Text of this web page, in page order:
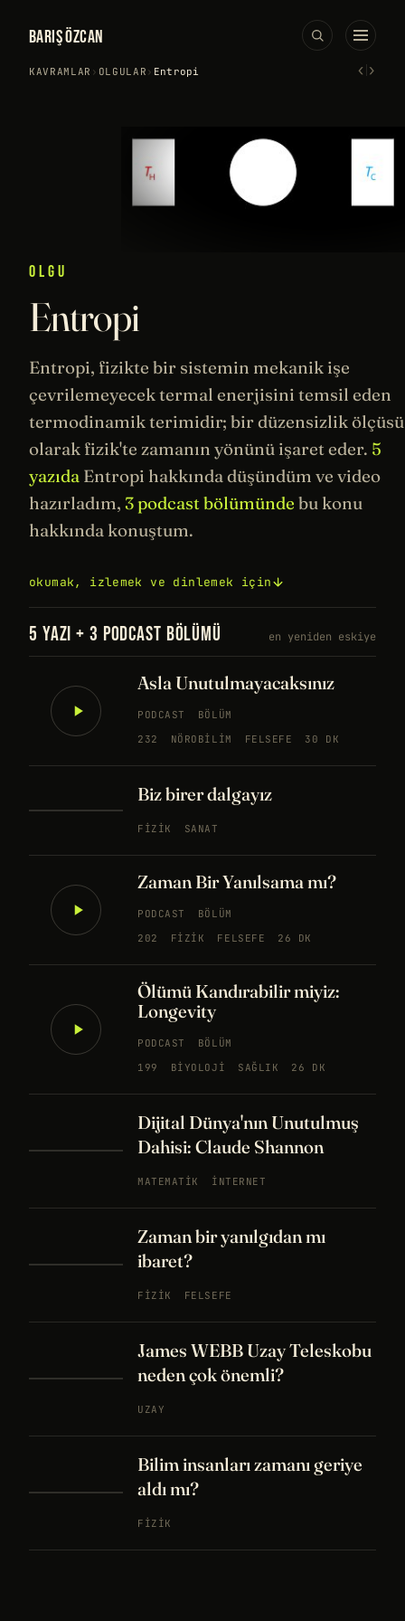
BARIŞ ÖZCAN
KAVRAMLAR › OLGULAR › Entropi ‹›
OLGU
Entropi
Entropi, fizikte bir sistemin mekanik işe
çevrilemeyecek termal enerjisini temsil eden
termodinamik terimidir; bir düzensizlik ölçüsü
olarak fizik'te zamanın yönünü işaret eder. 5
yazıda Entropi hakkında düşündüm ve video
hazırladım, 3 podcast bölümünde bu konu
hakkında konuştum.
okumak, izlemek ve dinlemek için
5 YAZI + 3 PODCAST BÖLÜMÜ en yeniden eskiye
Asla Unutulmayacaksınız
PODCAST
BÖLÜM
232
NÖROBILIM FELSEFE 30 DK
Biz birer dalgayız
FIZIK SANAT
Zaman Bir Yanılsama mı?
PODCAST
BÖLÜM
202
FIZIK FELSEFE 26 DK
Ölümü Kandırabilir miyiz:
Longevity
PODCAST
BÖLÜM
199
BIYOLOJI SAĞLIK 26 DK
Dijital Dünya'nın Unutulmuş
Dahisi: Claude Shannon
MATEMATIK İNTERNET
Zaman bir yanılgıdan mı
ibaret?
FIZIK FELSEFE
James WEBB Uzay Teleskobu
neden çok önemli?
UZAY
Bilim insanları zamanı geriye
aldı mı?
FIZIK